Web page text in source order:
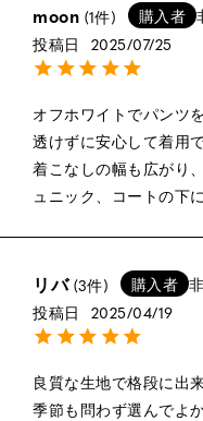
moon 1 購入者
投稿日
2025/07/25
オフホワイトでパンツ
透けずに安心して着用で
着こなしの幅も広がり
ュニック、コートの下
リバ 3 購入者
投稿日
2025/04/19
良質な生地で格段に出
季節も問わず選んでよ